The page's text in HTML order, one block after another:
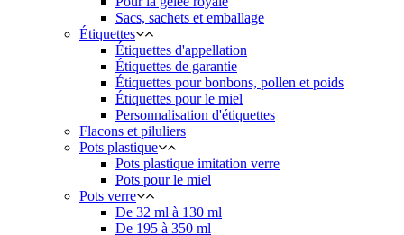
Sacs, sachets et emballage
Étiquettes
Étiquettes d'appellation
Étiquettes de garantie
Étiquettes pour bonbons, pollen et poids
Étiquettes pour le miel
Personnalisation d'étiquettes
Flacons et piluliers
Pots plastique
Pots plastique imitation verre
Pots pour le miel
Pots verre
De 32 ml à 130 ml
De 195 à 350 ml